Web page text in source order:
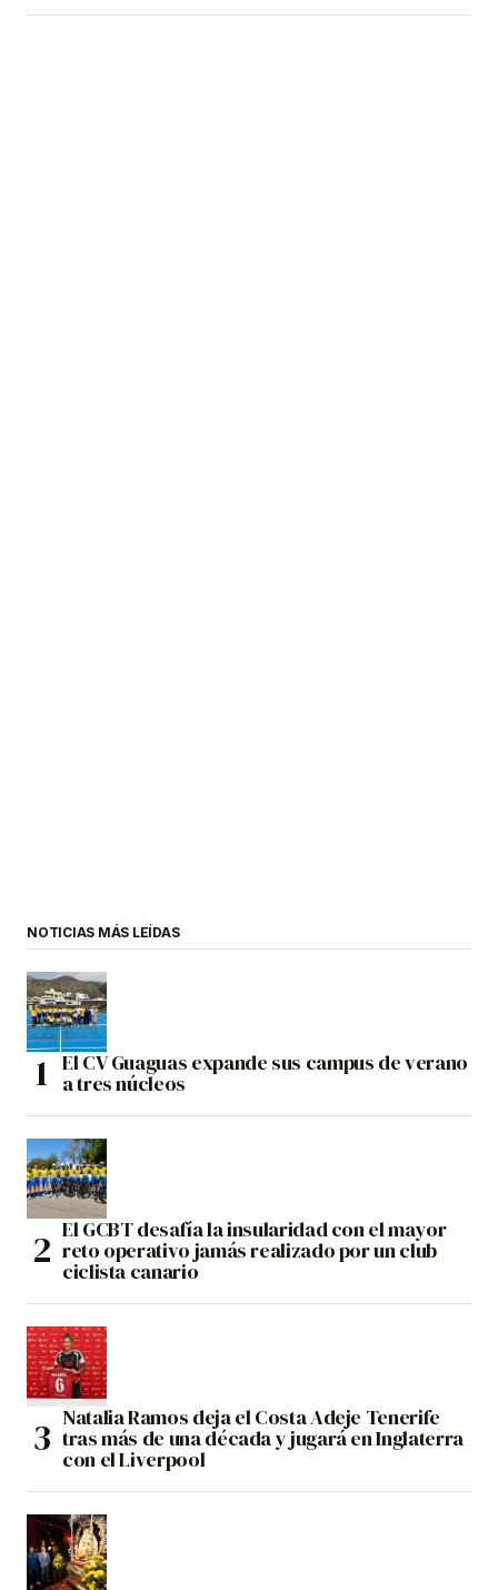
NOTICIAS MÁS LEÍDAS
El CV Guaguas expande sus campus de verano
a tres núcleos
El GCBT desafía la insularidad con el mayor
reto operativo jamás realizado por un club
ciclista canario
Natalia Ramos deja el Costa Adeje Tenerife
tras más de una década y jugará en Inglaterra
con el Liverpool